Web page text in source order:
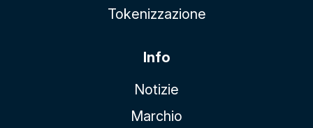
Tokenizzazione
Info
Notizie
Marchio